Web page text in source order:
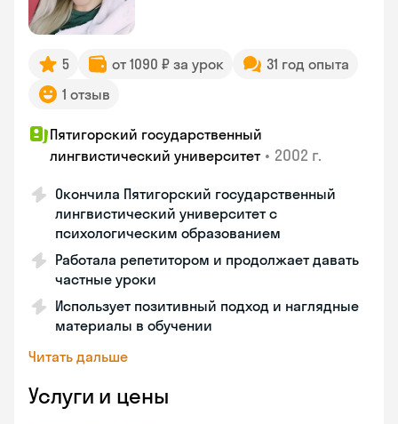
5 от 1090 ₽ за урок
31 год опыта
1 отзыв
Пятигорский государственный
лингвистический университет • 2002 г.
Окончила Пятигорский государственный
лингвистический университет с
психологическим образованием
Работала репетитором и продолжает давать
частные уроки
Использует позитивный подход и наглядные
материалы в обучении
Читать дальше
Услуги и цены